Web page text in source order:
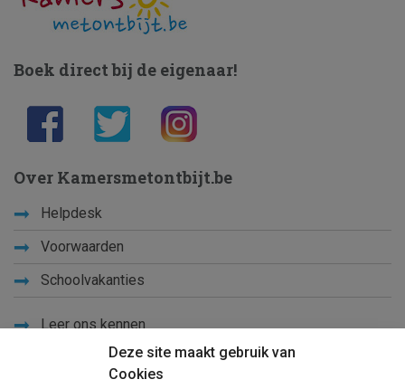
Deze site maakt gebruik van
Cookies
Boek direct bij de eigenaar!
Over Kamersmetontbijt.be
Helpdesk
Voorwaarden
Schoolvakanties
Leer ons kennen